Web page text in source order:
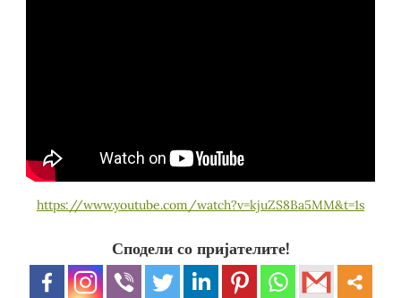
https://www.youtube.com/watch?v=kjuZS8Ba5MM&t=1s
Сподели со пријателите!